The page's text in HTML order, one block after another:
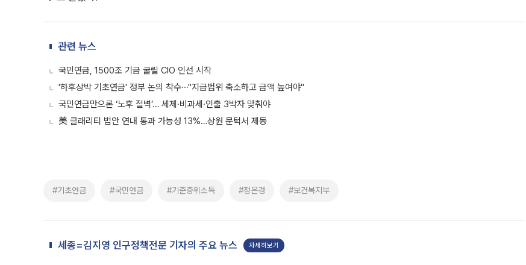
관련 뉴스
국민연금, 1500조 기금 굴릴 CIO 인선 시작
'하후상박 기초연금' 정부 논의 착수⋯"지급범위 축소하고 금액 높여야"
국민연금만으론 ‘노후 절벽’… 세제·비과세·인출 3박자 맞춰야
美 클래리티 법안 연내 통과 가능성 13%…상원 문턱서 제동
#기초연금 #국민연금 #기준중위소득 #정은경 #보건복지부
세종=김지영 인구정책전문 기자의 주요 뉴스 자세히보기